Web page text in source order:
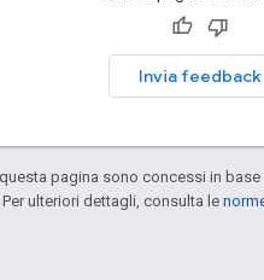
Invia feedback
pagina sono concessi in base
Per ulteriori dettagli, consulta le